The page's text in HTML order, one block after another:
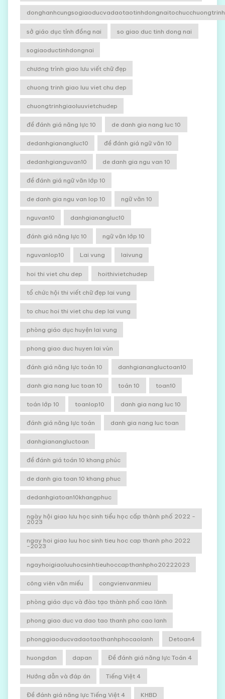
sở giáo dục tỉnh đồng nai so giao duc tinh dong nai
sogiaoductinhdongnai
chương trình giao lưu viết chữ đẹp
chuong trinh giao luu viet chu dep
chuongtrinhgiaoluuvietchudep
đề đánh giá năng lực 10 de danh gia nang luc 10
dedanhgianangluc10 đề đánh giá ngữ văn 10
dedanhgianguvan10 de danh gia ngu van 10
đề đánh giá ngữ văn lớp 10
de danh gia ngu van lop 10 ngữ văn 10
nguvan10 danhgianangluc10
đánh giá năng lực 10 ngữ văn lớp 10
nguvanlop10 Lai vung laivung
hoi thi viet chu dep hoithivietchudep
tổ chức hội thi viết chữ đẹp lai vung
to chuc hoi thi viet chu dep lai vung
phòng giáo dục huyện lai vung
phong giao duc huyen lai vùn
đánh giá năng lực toán 10 danhgianangluctoan10
danh gia nang luc toan 10 toán 10 toan10
toán lớp 10 toanlop10 danh gia nang luc 10
đánh giá năng lực toán danh gia nang luc toan
danhgianangluctoan
đề đánh giá toán 10 khang phúc
de danh gia toan 10 khang phuc
dedanhgiatoan10khangphuc
ngày hội giao lưu học sinh tiểu học cấp thành phố 2022 -
2023
ngay hoi giao luu hoc sinh tieu hoc cap thanh pho 2022
-2023
ngayhoigiaoluuhocsinhtieuhoccapthanhpho20222023
công viên văn miếu congvienvanmieu
phòng giáo dục và đào tạo thành phố cao lãnh
phong giao duc va dao tao thanh pho cao lanh
phonggiaoducvadaotaothanhphocaolanh Detoan4
huongdan dapan Đề đánh giá năng lực Toán 4
Hướng dẫn và đáp án Tiếng Việt 4
Đề đánh giá năng lực Tiếng Việt 4 KHBD